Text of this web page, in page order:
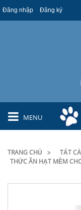
Đăng nhập Đăng ký
MENU
TRANG CHỦ
TẤT
THỨC ĂN HẠT MỀM